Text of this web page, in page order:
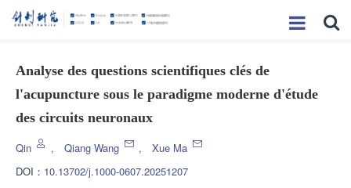
Analyse des questions scientifiques clés de
l'acupuncture sous le paradigme moderne d'étude
des circuits neuronaux
Qin , Qiang Wang ,
Xue Ma
DOI： 10.13702/j.1000-0607.20251207